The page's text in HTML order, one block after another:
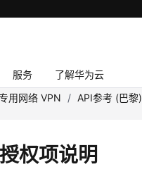
服务 了解华为云
用网络 VPN / API参考 (巴黎)
权项说明